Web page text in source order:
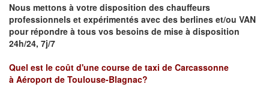
Nous mettons à votre disposition des chauffeurs
professionnels et expérimentés avec des berlines et/ou VAN
pour répondre à tous vos besoins de mise à disposition
24h/24, 7j/7
Quel est le coût d'une course de taxi de Carcassonne
à Aéroport de Toulouse-Blagnac?